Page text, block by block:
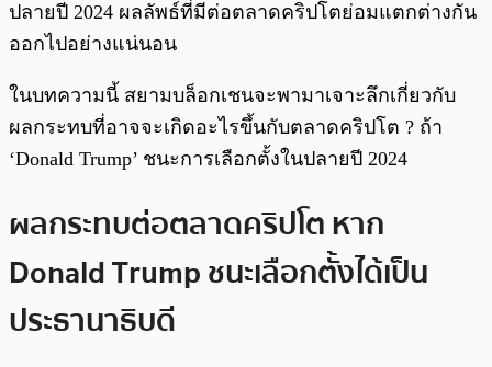
ปลายปี 2024 ผลลัพธ์ที่มีต่อตลาดคริปโตย่อมแตกต่างกัน
ออกไปอย่างแน่นอน
ในบทความนี้ สยามบล็อกเชนจะพามาเจาะลึกเกี่ยวกับ
ผลกระทบที่อาจจะเกิดอะไรขึ้นกับตลาดคริปโต ? ถ้า
‘Donald Trump’ ชนะการเลือกตั้งในปลายปี 2024
ผลกระทบต่อตลาดคริปโต หาก
Donald Trump ชนะเลือกตั้งได้เป็น
ประธานาธิบดี